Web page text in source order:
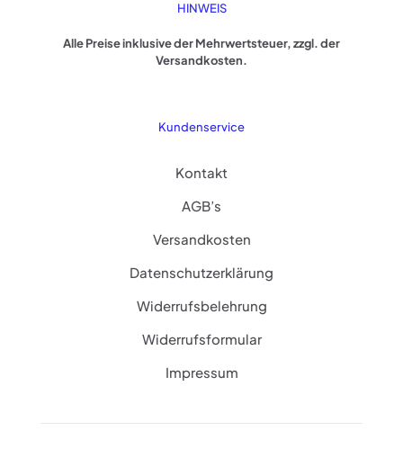
HINWEIS
Alle Preise inklusive der Mehrwertsteuer, zzgl. der
Versandkosten.
Kundenservice
Kontakt
AGB’s
Versandkosten
Datenschutzerklärung
Widerrufsbelehrung
Widerrufsformular
Impressum